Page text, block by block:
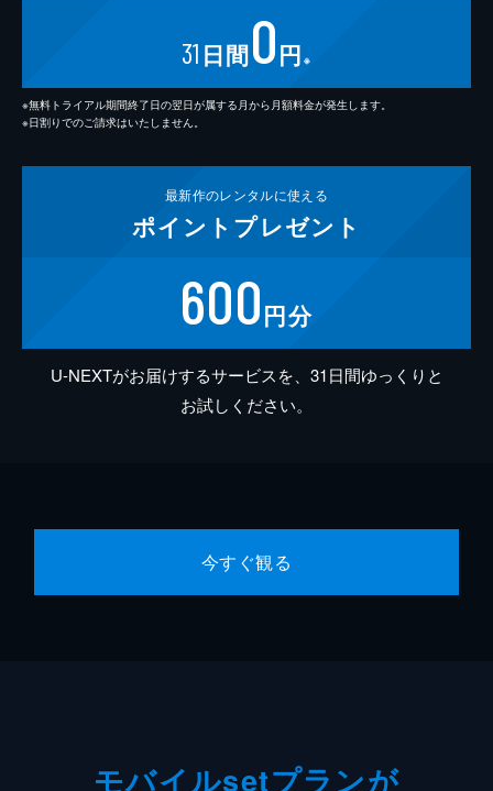
31 日間0円 ※
※無料トライアル期間終了日の翌日が属する月から月額料金が発生します。
※日割りでのご請求はいたしません。
最新作のレンタルに使える
ポイント プレゼント
600円分
U-NEXTがお届けするサービスを、31日間ゆっくりと
お試しください。
今すぐ観る
モバイルsetプランが